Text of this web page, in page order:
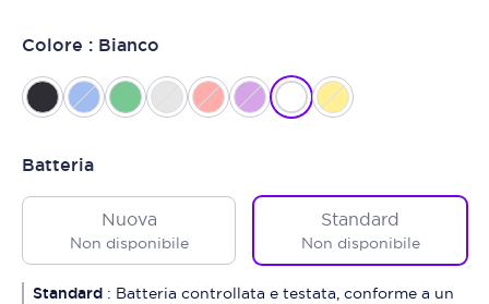
Colore : Bianco
Batteria
Nuova
Non disponibile
Standard
Non disponibile
Standard : Batteria controllata e testata, conforme a un